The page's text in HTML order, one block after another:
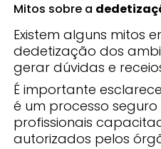
Mitos sobre a
Existem alguns mitos
dedetização dos
gerar dúvidas e
É importante
é um processo
profissionais
autorizados pelos